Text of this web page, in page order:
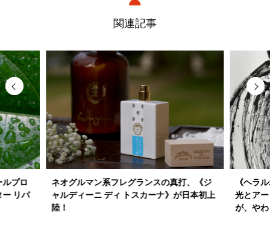
関連記事
プロ
リパ
ネオグルマン系フレグランスの真打、《ジ
ャルディーニ ディ トスカーナ》が日本初上
陸！
《ヘラ
光とア
が、や